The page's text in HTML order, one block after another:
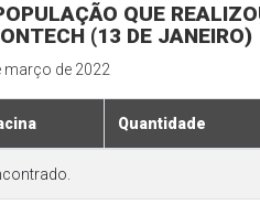
QUE
(13 DE JANEIRO)
março de 2022
Quantidade